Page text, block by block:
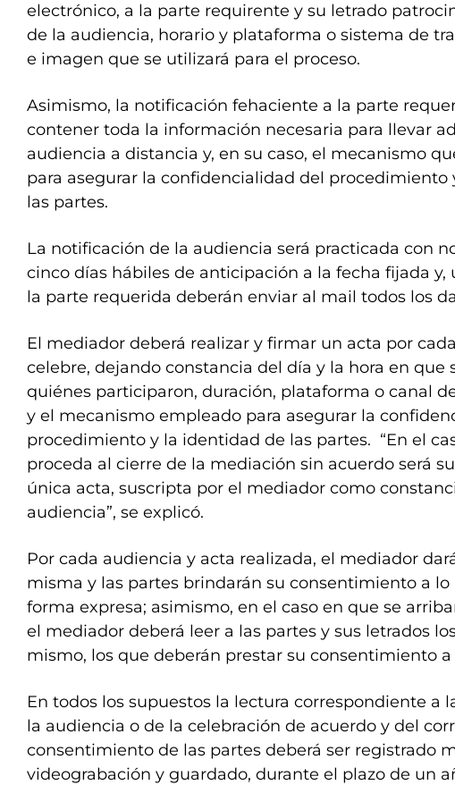
electrónico, a la parte requirente y su letrado
de la audiencia, horario y plataforma o sistema de
e imagen que se utilizará para el proceso.
Asimismo, la notificación fehaciente a la parte
contener toda la información necesaria para llevar
audiencia a distancia y, en su caso, el mecanismo
para asegurar la confidencialidad del procedimiento
las partes.
La notificación de la audiencia será practicada con
cinco días hábiles de anticipación a la fecha fijada y,
la parte requerida deberán enviar al mail todos los
El mediador deberá realizar y firmar un acta por
celebre, dejando constancia del día y la hora en que
quiénes participaron, duración, plataforma o canal
y el mecanismo empleado para asegurar la
procedimiento y la identidad de las partes. “En el
proceda al cierre de la mediación sin acuerdo será
única acta, suscripta por el mediador como
audiencia”, se explicó.
Por cada audiencia y acta realizada, el mediador
misma y las partes brindarán su consentimiento a lo
forma expresa; asimismo, en el caso en que se
el mediador deberá leer a las partes y sus letrados
mismo, los que deberán prestar su consentimiento a
En todos los supuestos la lectura correspondiente a
la audiencia o de la celebración de acuerdo y del
consentimiento de las partes deberá ser registrado
videograbación y guardado, durante el plazo de un